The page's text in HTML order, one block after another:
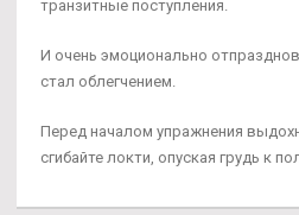
транзитные поступления.
И очень эмоционально
стал облегчением.
Перед началом упражнения
сгибайте локти, опуская грудь к